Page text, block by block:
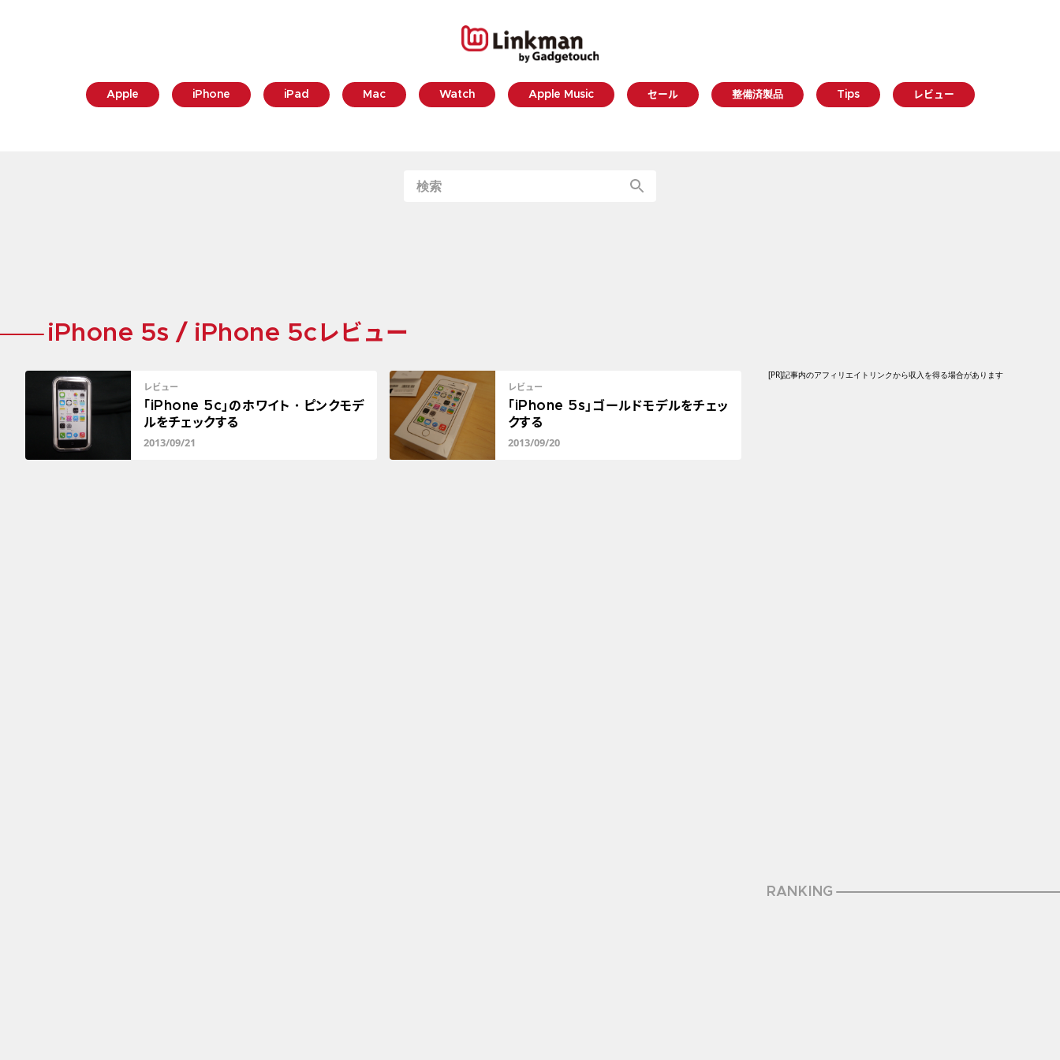
Apple iPhone iPad Mac Watch Apple Music セール 整備済製品 Tips レビュー
iPhone 5s / iPhone 5cレビュー
レビュー
「iPhone 5c」のホワイト・ピンクモデ
ルをチェックする
2013/09/21
レビュー
「iPhone 5s」ゴールドモデルをチェッ
クする
2013/09/20
[PR]記事内のアフィリエイトリンクから収入を得る場合があります
RANKING